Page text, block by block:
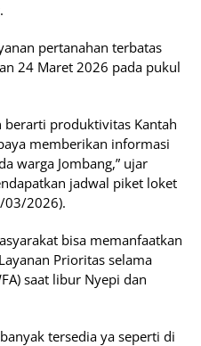
pertanahan terbatas
24 Maret 2026 pada pukul
berarti produktivitas Kantah
memberikan informasi
warga Jombang,” ujar
jadwal piket loket
03/2026).
bisa memanfaatkan
Prioritas selama
saat libur Nyepi dan
tersedia ya seperti di